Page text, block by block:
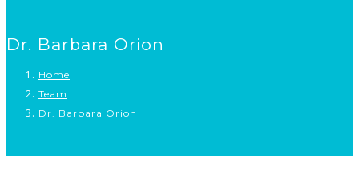
Dr. Barbara Orion
Home
Team
Dr. Barbara Orion